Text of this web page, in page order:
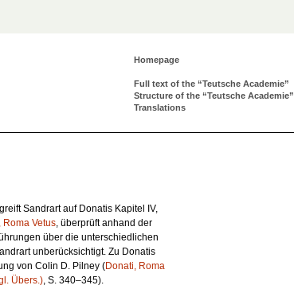
Homepage
Full text of the “Teutsche Academie”
Structure of the “Teutsche Academie”
Translations
Sandrart auf Donatis Kapitel IV,
Roma Vetus, überprüft anhand der
über die unterschiedlichen
unberücksichtigt. Zu Donatis
von Colin D. Pilney (Donati, Roma
Übers.), S. 340–345).